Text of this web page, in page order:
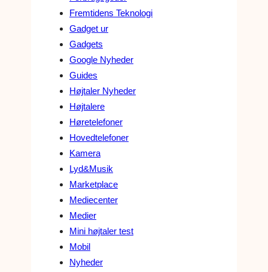
Fremtidens Teknologi
Gadget ur
Gadgets
Google Nyheder
Guides
Højtaler Nyheder
Højtalere
Høretelefoner
Hovedtelefoner
Kamera
Lyd&Musik
Marketplace
Mediecenter
Medier
Mini højtaler test
Mobil
Nyheder